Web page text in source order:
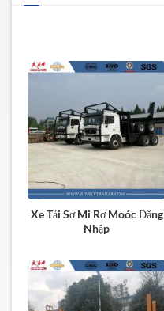
Xe Tải Sơ Mi Rơ Moóc Đăng
Nhập